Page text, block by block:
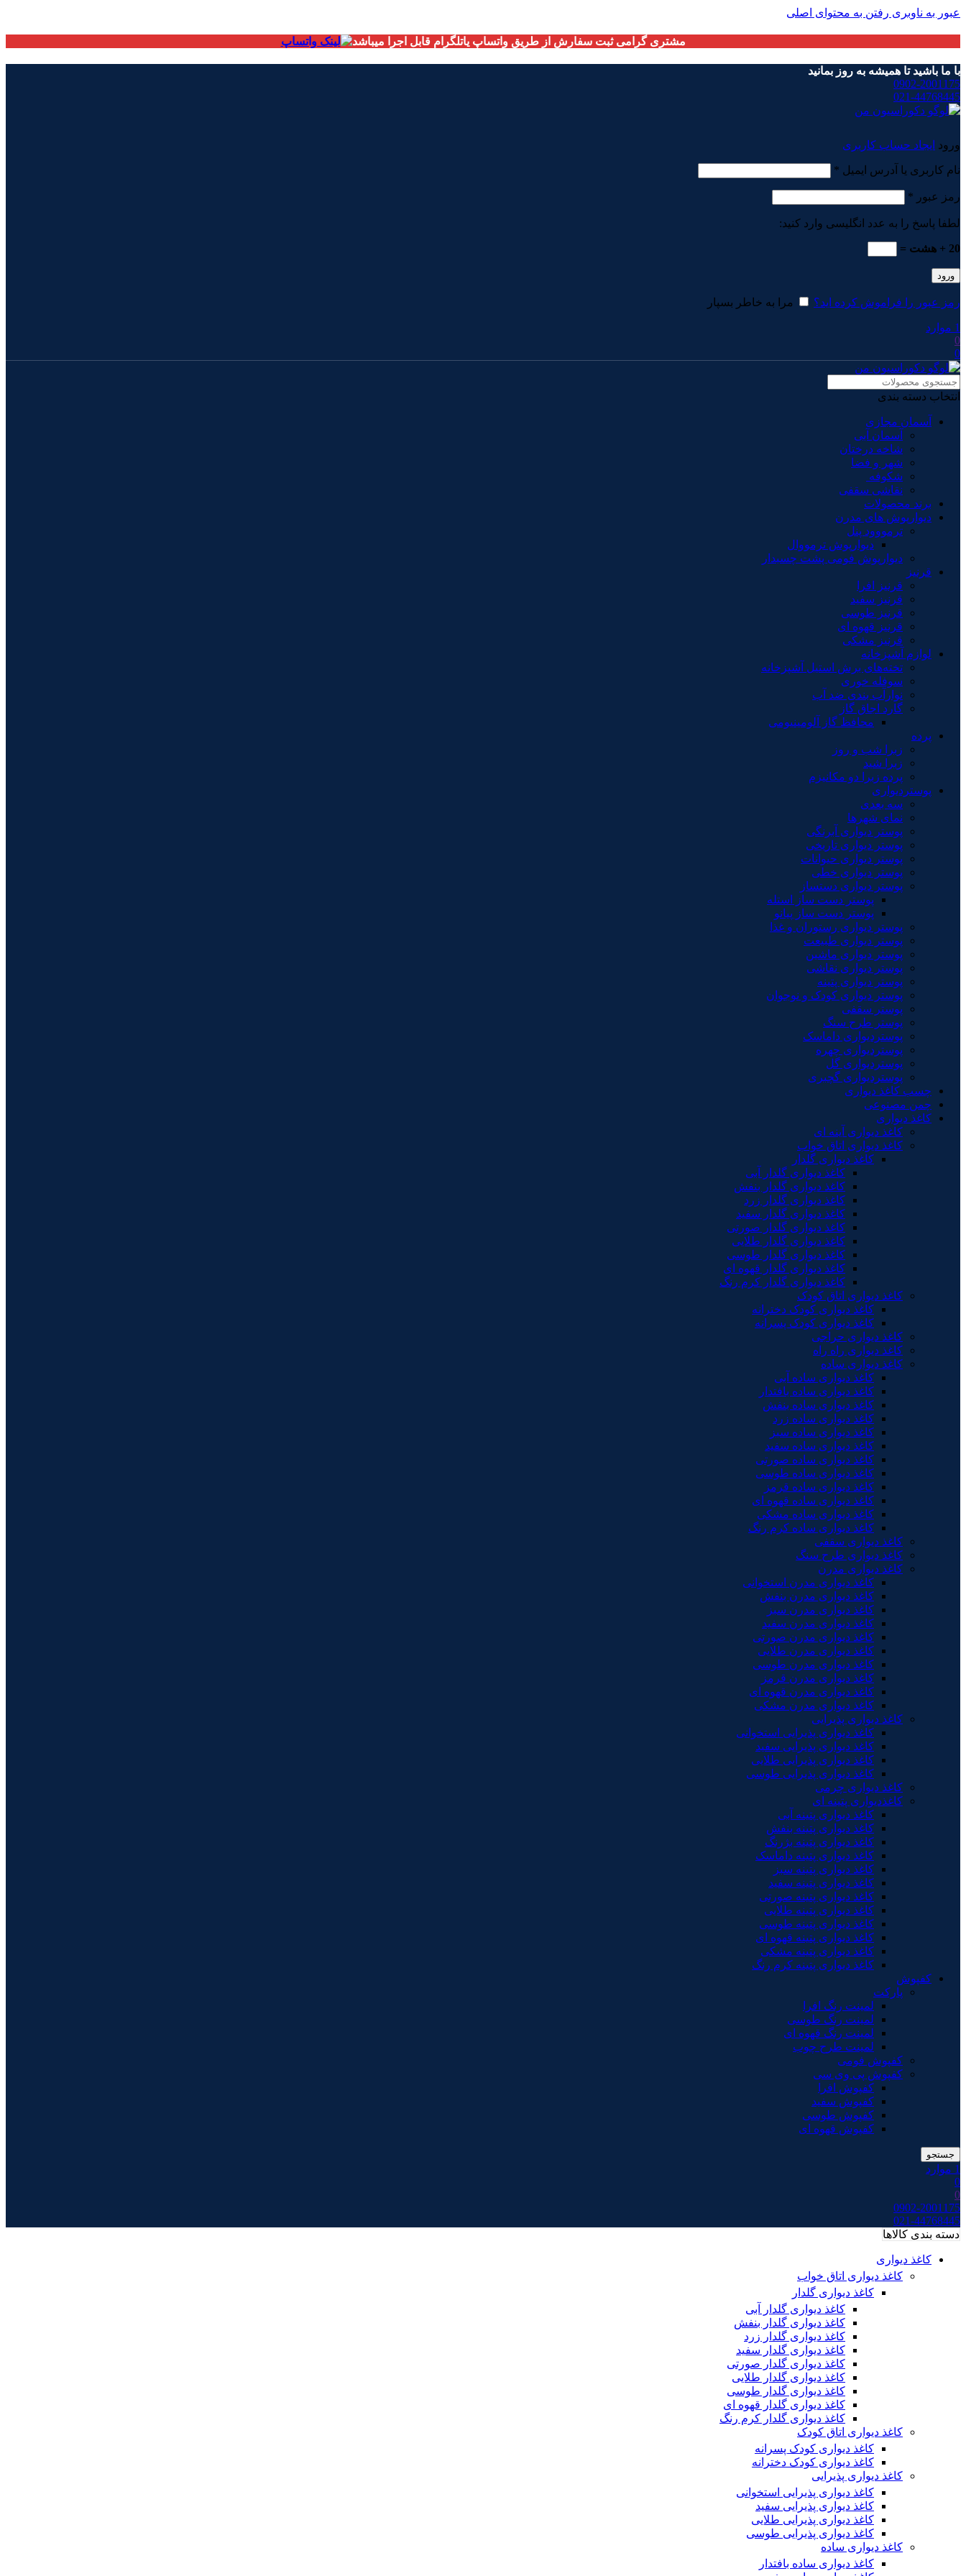
عبور به ناوبری رفتن به محتوای اصلی
مشتری گرامی ثبت سفارش از طریق واتساپ یاتلگرام قابل اجرا میباشد
با ما باشید تا همیشه به روز بمانید
0902-2001175
021-44768445
ورود ایجاد حساب کاربری
نام کاربری یا آدرس ایمیل *
رمز عبور *
لطفا پاسخ را به عدد انگلیسی وارد کنید:
20 + هشت =
ورود
رمز عبور را فراموش کرده اید؟ مرا به خاطر بسپار
1 موارد
0
0
انتخاب دسته بندی
آسمان مجازی
آسمان آبی
شاخه درختان
شهر و فضا
شکوفه
نقاشی سقفی
برند محصولات
دیوارپوش های مدرن
ترمووود پنل
دیوارپوش ترمووال
دیوارپوش فومی پشت چسبدار
قرنیز
قرنیز افرا
قرنیز سفید
قرنیز طوسی
قرنیز قهوه ای
قرنیز مشکی
لوازم آشپزخانه
تخته‌های برش استیل آشپزخانه
سوفله خوری
نوارآب بندی ضد آب
گارد اجاق گاز
محافظ گاز آلومینیومی
پرده
زبرا شب و روز
زبرا شید
پرده زبرا دو مکانیزم
پوستردیواری
سه بعدی
نمای شهرها
پوستر دیواری آبرنگی
پوستر دیواری تاریخی
پوستر دیواری حیوانات
پوستر دیواری خطی
پوستر دیواری دستساز
پوستر دست ساز استله
پوستر دست ساز پیانو
پوستر دیواری رستوران و غذا
پوستر دیواری طبیعت
پوستر دیواری ماشین
پوستر دیواری نقاشی
پوستر دیواری پتینه
پوستر دیواری کودک و نوجوان
پوستر سقفی
پوستر طرح سنگ
پوستردیواری داماسک
پوستردیواری چهره
پوستردیواری گل
پوستردیواری گچبری
چسب کاغذ دیواری
چمن مصنوعی
کاغذ دیواری
کاغذ دیواری آینه ای
کاغذ دیواری اتاق خواب
کاغذ دیواری گلدار
کاغذ دیواری گلدار آبی
کاغذ دیواری گلدار بنفش
کاغذ دیواری گلدار زرد
کاغذ دیواری گلدار سفید
کاغذ دیواری گلدار صورتی
کاغذ دیواری گلدار طلایی
کاغذ دیواری گلدار طوسی
کاغذ دیواری گلدار قهوه ای
کاغذ دیواری گلدار کرم رنگ
کاغذ دیواری اتاق کودک
کاغذ دیواری کودک دخترانه
کاغذ دیواری کودک پسرانه
کاغذ دیواری حراجی
کاغذ دیواری راه راه
کاغذ دیواری ساده
کاغذ دیواری ساده آبی
کاغذ دیواری ساده بافتدار
کاغذ دیواری ساده بنفش
کاغذ دیواری ساده زرد
کاغذ دیواری ساده سبز
کاغذ دیواری ساده سفید
کاغذ دیواری ساده صورتی
کاغذ دیواری ساده طوسی
کاغذ دیواری ساده قرمز
کاغذ دیواری ساده قهوه ای
کاغذ دیواری ساده مشکی
کاغذ دیواری ساده کرم رنگ
کاغذ دیواری سقفی
کاغذ دیواری طرح سنگ
کاغذ دیواری مدرن
کاغذ دیواری مدرن استخوانی
کاغذ دیواری مدرن بنفش
کاغذ دیواری مدرن سبز
کاغذ دیواری مدرن سفید
کاغذ دیواری مدرن صورتی
کاغذ دیواری مدرن طلایی
کاغذ دیواری مدرن طوسی
کاغذ دیواری مدرن قرمز
کاغذ دیواری مدرن قهوه ای
کاغذ دیواری مدرن مشکی
کاغذ دیواری پذیرایی
کاغذ دیواری پذیرایی استخوانی
کاغذ دیواری پذیرایی سفید
کاغذ دیواری پذیرایی طلایی
کاغذ دیواری پذیرایی طوسی
کاغذ دیواری چرمی
کاغذدیواری پتینه ای
کاغذ دیواری پتینه آبی
کاغذ دیواری پتینه بنفش
کاغذ دیواری پتینه بژرنگ
کاغذ دیواری پتینه داماسک
کاغذ دیواری پتینه سبز
کاغذ دیواری پتینه سفید
کاغذ دیواری پتینه صورتی
کاغذ دیواری پتینه طلایی
کاغذ دیواری پتینه طوسی
کاغذ دیواری پتینه قهوه ای
کاغذ دیواری پتینه مشکی
کاغذ دیواری پتینه کرم رنگ
کفپوش
پارکت
لمینت رنگ افرا
لمینت رنگ طوسی
لمینت رنگ قهوه ای
لمینت طرح چوب
کفپوش فومی
کفپوش پی وی سی
کفپوش افرا
کفپوش سفید
کفپوش طوسی
کفپوش قهوه ای
جستجو
1 موارد
0
0
0902-2001175
021-44768445
دسته بندی کالاها
کاغذ دیواری
کاغذ دیواری اتاق خواب
کاغذ دیواری گلدار
کاغذ دیواری گلدار آبی
کاغذ دیواری گلدار بنفش
کاغذ دیواری گلدار زرد
کاغذ دیواری گلدار سفید
کاغذ دیواری گلدار صورتی
کاغذ دیواری گلدار طلایی
کاغذ دیواری گلدار طوسی
کاغذ دیواری گلدار قهوه ای
کاغذ دیواری گلدار کرم رنگ
کاغذ دیواری اتاق کودک
کاغذ دیواری کودک پسرانه
کاغذ دیواری کودک دخترانه
کاغذ دیواری پذیرایی
کاغذ دیواری پذیرایی استخوانی
کاغذ دیواری پذیرایی سفید
کاغذ دیواری پذیرایی طلایی
کاغذ دیواری پذیرایی طوسی
کاغذ دیواری ساده
کاغذ دیواری ساده بافتدار